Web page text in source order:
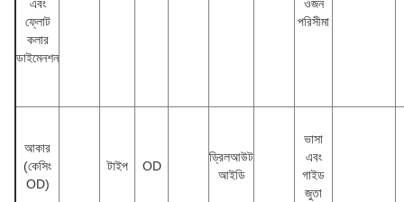
এবং
ফ্লোট
কলার
ডাইমেনশন
ওজন
পরিসীমা
আকার
(কেসিং
OD)
টাইপ OD
ড্রিলআউট
আইডি
ভাসা
এবং
গাইড
জুতা